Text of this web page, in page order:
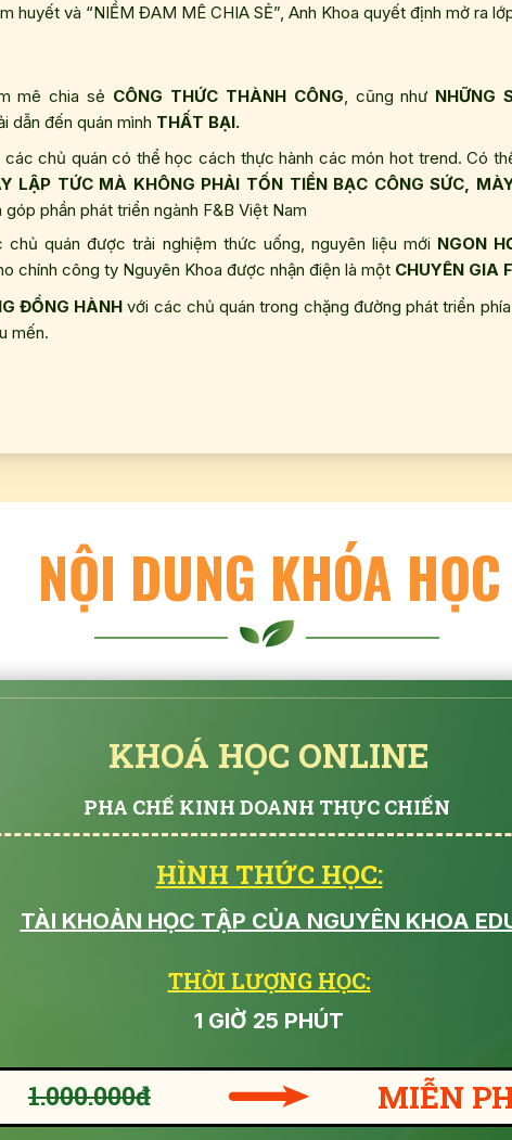
huyết và “NIỀM ĐAM MÊ CHIA SẺ”, Anh Khoa quyết định mở ra
ĐỒNG HÀNH với các chủ quán trong chặng đường phát triển
mến.
quán được trải nghiệm thức uống, nguyên liệu mới NGON
chính công ty Nguyên Khoa được nhận điện là một CHUYÊN GIA
chủ quán có thể học cách thực hành các món hot trend. Có
LẬP TỨC MÀ KHÔNG PHẢI TỐN TIỀN BẠC CÔNG SỨC,
phần phát triển ngành F&B Việt Nam
mê chia sẻ CÔNG THỨC THÀNH CÔNG , cũng như NHỮNG
dẫn đến quán mình THẤT BẠI.
NỘI DUNG KHÓA HỌC
KHOÁ HỌC ONLINE
PHA CHẾ KINH DOANH THỰC CHIẾN
HÌNH THỨC HỌC:
1.000.000đ MIỄN
THỜI LƯỢNG HỌC:
TÀI KHOẢN HỌC TẬP CỦA NGUYÊN KHOA
1 GIỜ 25 PHÚT